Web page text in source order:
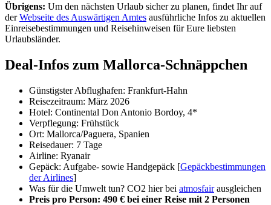
Übrigens: Um den nächsten Urlaub sicher zu planen, findet Ihr auf
derWebseite des Auswärtigen Amtes ausführliche Infos zu aktuellen
Einreisebestimmungen und Reisehinweisen für Eure liebsten
Urlaubsländer.
Deal-Infos zum Mallorca-Schnäppchen
Günstigster Abflughafen: Frankfurt-Hahn
Reisezeitraum: März 2026
Hotel: Continental Don Antonio Bordoy, 4*
Verpflegung: Frühstück
Ort: Mallorca/Paguera, Spanien
Reisedauer: 7 Tage
Airline: Ryanair
Gepäck: Aufgabe- sowie Handgepäck [Gepäckbestimmungen
der Airlines]
Was für die Umwelt tun? CO2 hier bei atmosfairausgleichen
Preis pro Person: 490 € bei einer Reise mit 2 Personen